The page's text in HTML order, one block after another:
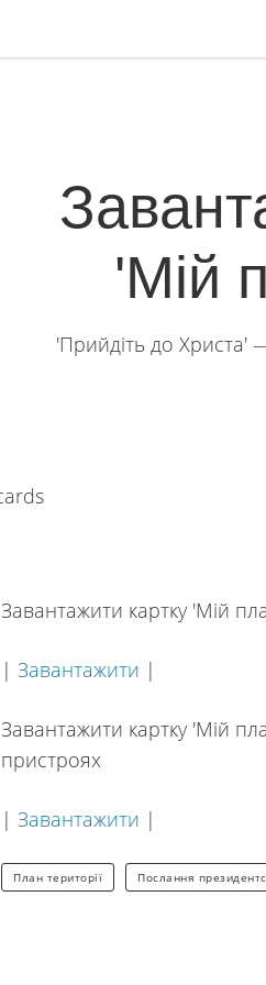
'Мій
'Прийдіть до Христа'
Завантажити картку 'Мій
|Завантажити |
Завантажити картку 'Мій
пристроях
|Завантажити |
План території Послання